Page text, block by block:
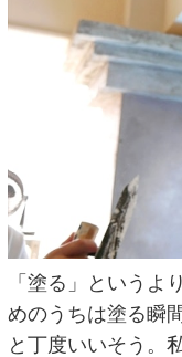
「塗る」というよ
めのうちは塗る瞬
と丁度いいそう。